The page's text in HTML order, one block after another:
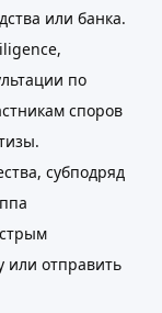
или банка.
по
споров
субподряд
или отправить